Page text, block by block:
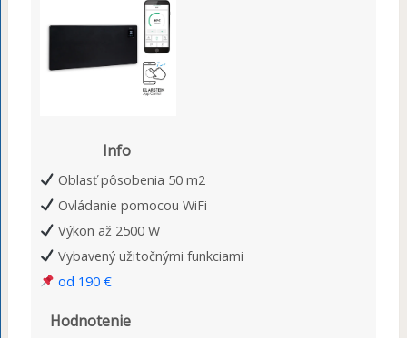
Info
Oblasť pôsobenia 50 m2
Ovládanie pomocou WiFi
Výkon až 2500 W
Vybavený užitočnými funkciami
od 190 €
Hodnotenie